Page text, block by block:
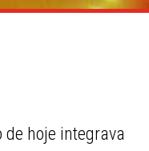
de hoje integrava